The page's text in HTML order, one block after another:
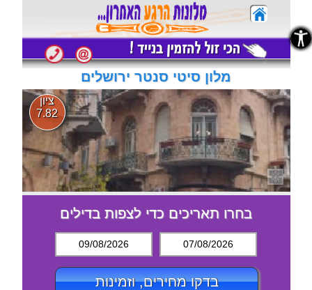
מלון סיטי סנטר ירושלים
ציון
7.82
בחרו תאריכים כדי לצפות בדילים
09/08/2026 07/08/2026
בדקו מחירים, וזמינות
נגישות
נגישות